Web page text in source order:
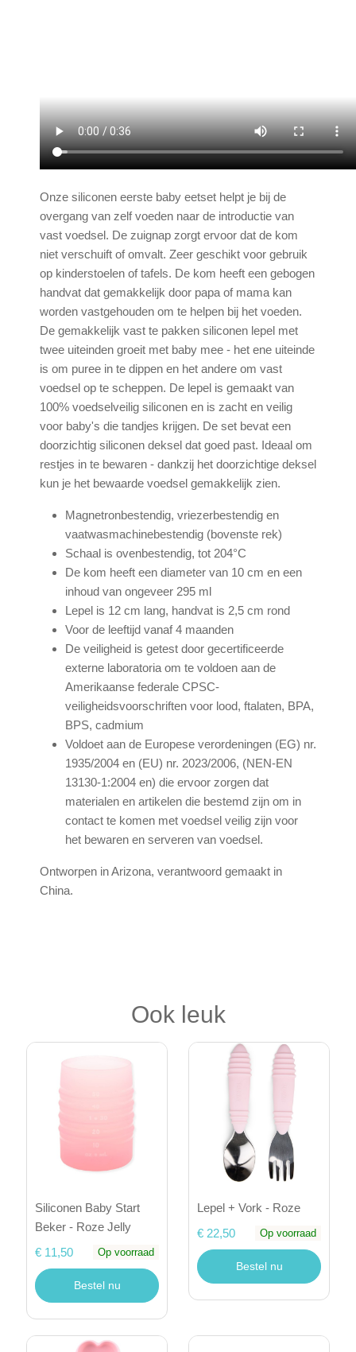
Onze siliconen eerste baby eetset helpt je bij de
overgang van zelf voeden naar de introductie van
vast voedsel. De zuignap zorgt ervoor dat de kom
niet verschuift of omvalt. Zeer geschikt voor gebruik
op kinderstoelen of tafels. De kom heeft een gebogen
handvat dat gemakkelijk door papa of mama kan
worden vastgehouden om te helpen bij het voeden.
De gemakkelijk vast te pakken siliconen lepel met
twee uiteinden groeit met baby mee - het ene uiteinde
is om puree in te dippen en het andere om vast
voedsel op te scheppen. De lepel is gemaakt van
100% voedselveilig siliconen en is zacht en veilig
voor baby's die tandjes krijgen. De set bevat een
doorzichtig siliconen deksel dat goed past. Ideaal om
restjes in te bewaren - dankzij het doorzichtige deksel
kun je het bewaarde voedsel gemakkelijk zien.
Magnetronbestendig, vriezerbestendig en
vaatwasmachinebestendig (bovenste rek)
Schaal is ovenbestendig, tot 204°C
De kom heeft een diameter van 10 cm en een
inhoud van ongeveer 295 ml
Lepel is 12 cm lang, handvat is 2,5 cm rond
Voor de leeftijd vanaf 4 maanden
De veiligheid is getest door gecertificeerde
externe laboratoria om te voldoen aan de
Amerikaanse federale CPSC-
veiligheidsvoorschriften voor lood, ftalaten, BPA,
BPS, cadmium
Voldoet aan de Europese verordeningen (EG) nr.
1935/2004 en (EU) nr. 2023/2006, (NEN-EN
13130-1:2004 en) die ervoor zorgen dat
materialen en artikelen die bestemd zijn om in
contact te komen met voedsel veilig zijn voor
het bewaren en serveren van voedsel.
Ontworpen in Arizona, verantwoord gemaakt in
China.
Ook leuk
Siliconen Baby Start
Beker - Roze Jelly
€ 11,50
Op voorraad
Bestel nu
Lepel + Vork - Roze
€ 22,50
Op voorraad
Bestel nu